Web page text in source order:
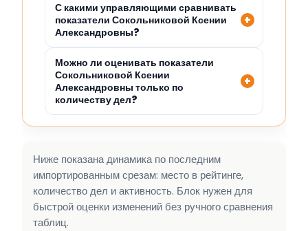
С какими управляющими сравнивать
показатели Сокольниковой Ксении
Александровны?
Можно ли оценивать показатели
Сокольниковой Ксении
Александровны только по
количеству дел?
Ниже показана динамика по последним
импортированным срезам: место в рейтинге,
количество дел и активность. Блок нужен для
быстрой оценки изменений без ручного сравнения
таблиц.